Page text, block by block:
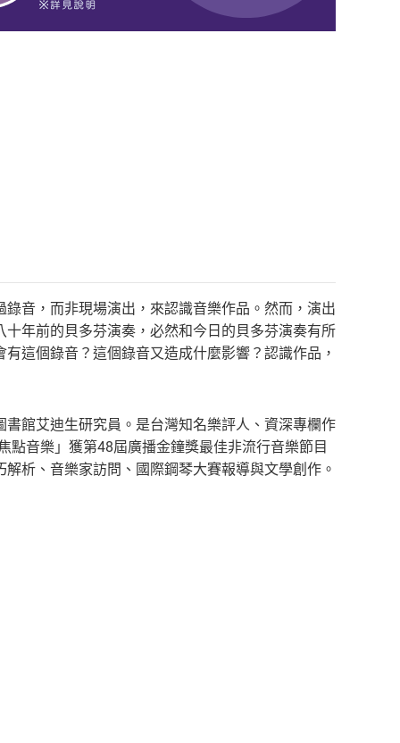
音，而非現場演出，來認識音樂作品。然而，演出
年前的貝多芬演奏，必然和今日的貝多芬演奏有所
這個錄音？這個錄音又造成什麼影響？認識作品，
館艾迪生研究員。是台灣知名樂評人、資深專欄作
點音樂」獲第48屆廣播金鐘獎最佳非流行音樂節目
析、音樂家訪問、國際鋼琴大賽報導與文學創作。